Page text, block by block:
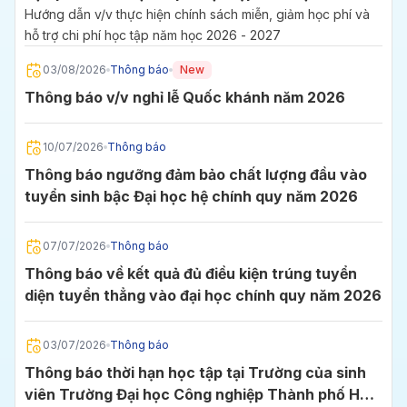
2027
Hướng dẫn v/v thực hiện chính sách miễn, giảm học phí và
hỗ trợ chi phí học tập năm học 2026 - 2027
03/08/2026 Thông báo New
Thông báo v/v nghỉ lễ Quốc khánh năm 2026
10/07/2026 Thông báo
Thông báo ngưỡng đảm bảo chất lượng đầu vào
tuyển sinh bậc Đại học hệ chính quy năm 2026
07/07/2026 Thông báo
Thông báo về kết quả đủ điều kiện trúng tuyển
diện tuyển thẳng vào đại học chính quy năm 2026
03/07/2026 Thông báo
Thông báo thời hạn học tập tại Trường của sinh
viên Trường Đại học Công nghiệp Thành phố Hồ